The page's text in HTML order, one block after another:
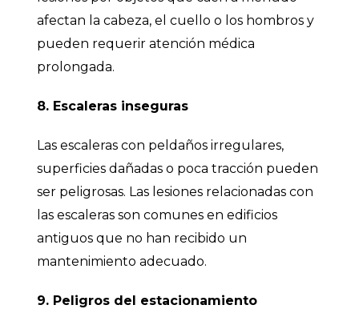
afectan la cabeza, el cuello o los hombros y
pueden requerir atención médica
prolongada.
8. Escaleras inseguras
Las escaleras con peldaños irregulares,
superficies dañadas o poca tracción pueden
ser peligrosas. Las lesiones relacionadas con
las escaleras son comunes en edificios
antiguos que no han recibido un
mantenimiento adecuado.
9. Peligros del estacionamiento